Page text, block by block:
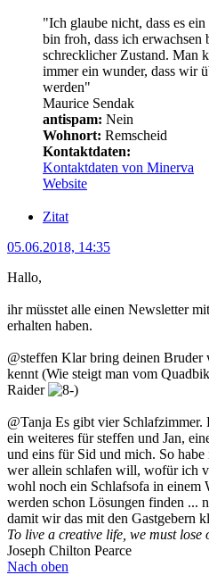
"Ich glaube nicht, dass es
bin froh, dass ich
schrecklicher Zustand. Man
immer ein wunder, dass wir
werden"
Maurice Sendak
antispam: Nein
Wohnort: Remscheid
Kontaktdaten:
Kontaktdaten von Minerva
Website
Zitat
05.06.2018, 14:35
Hallo,
ihr müsstet alle einen Newsletter
erhalten haben.
@steffen Klar bring deinen Bruder
kennt (Wie steigt man vom
Raider
@Tanja Es gibt vier Schlafzimmer.
ein weiteres für steffen und Jan,
und eins für Sid und mich. So
wer allein schlafen will, wofür ich
wohl noch ein Schlafsofa in einem
werden schon Lösungen finden ...
damit wir das mit den Gastgebern
To live a creative life, we must
Joseph Chilton Pearce
Nach oben